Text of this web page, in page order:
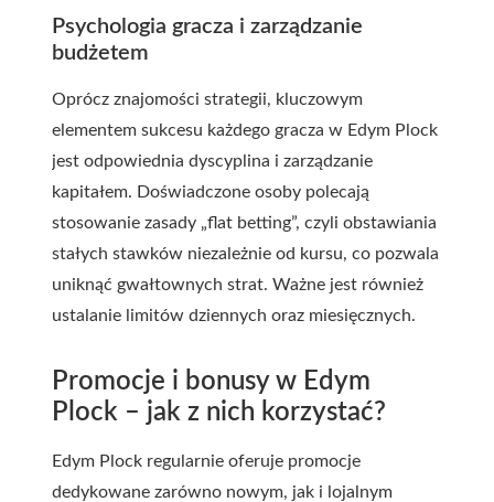
Psychologia gracza i zarządzanie
budżetem
Oprócz znajomości strategii, kluczowym
elementem sukcesu każdego gracza w Edym Plock
jest odpowiednia dyscyplina i zarządzanie
kapitałem. Doświadczone osoby polecają
stosowanie zasady „flat betting”, czyli obstawiania
stałych stawków niezależnie od kursu, co pozwala
uniknąć gwałtownych strat. Ważne jest również
ustalanie limitów dziennych oraz miesięcznych.
Promocje i bonusy w Edym
Plock – jak z nich korzystać?
Edym Plock regularnie oferuje promocje
dedykowane zarówno nowym, jak i lojalnym